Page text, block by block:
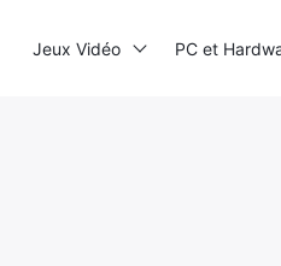
Jeux Vidéo PC et